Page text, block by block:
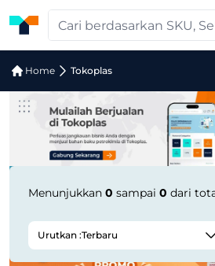
Home Tokoplas
Jual Tokoplas |
Menunjukkan 0 sampai 0 dari
Urutkan :Terbaru